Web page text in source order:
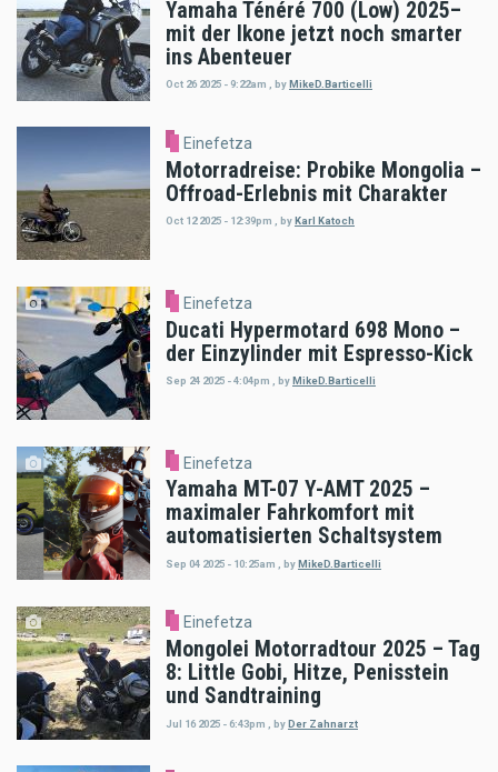
Yamaha Ténéré 700 (Low) 2025–
mit der Ikone jetzt noch smarter
ins Abenteuer
Oct 26 2025 - 9:22am , by MikeD.Barticelli
Einefetza
Motorradreise: Probike Mongolia –
Offroad-Erlebnis mit Charakter
Oct 12 2025 - 12:39pm byKarl Katoch
Einefetza
Ducati Hypermotard 698 Mono –
der Einzylinder mit Espresso-Kick
Sep 24 2025 - 4:04pm byMikeD.Barticelli
Einefetza
Yamaha MT-07 Y-AMT 2025 –
maximaler Fahrkomfort mit
automatisierten Schaltsystem
Sep 04 2025 - 10:25am byMikeD.Barticelli
Einefetza
Mongolei Motorradtour 2025 – Tag
8: Little Gobi, Hitze, Penisstein
und Sandtraining
Jul 16 2025 - 6:43pm byDer Zahnarzt